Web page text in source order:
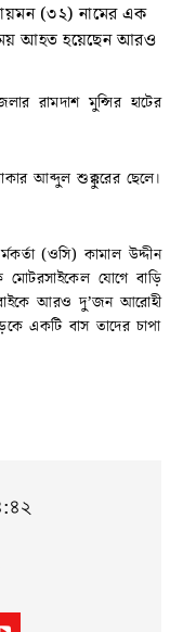
(৩২) নামের এক
আহত হয়েছেন আরও
রামদাশ মুন্সির হাটের
আব্দুল শুক্কুরের ছেলে।
(ওসি) কামাল উদ্দীন
মোটরসাইকেল যোগে বাড়ি
আরও দু’জন আরোহী
একটি বাস তাদের চাপা